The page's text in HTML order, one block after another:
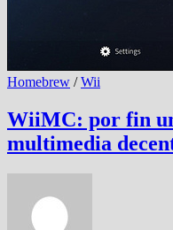
Homebrew /Wii
WiiMC: por fin
multimedia